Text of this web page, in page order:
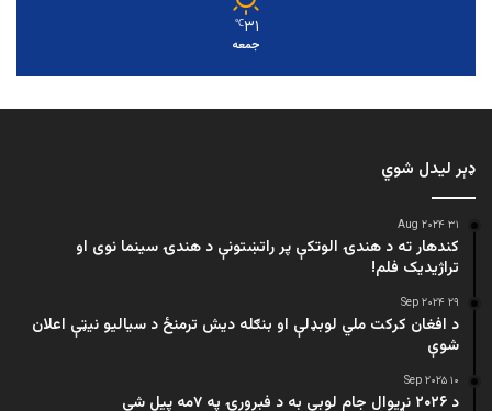
۳۱℃
جمعه
ډېر لیدل شوي
۳۱ Aug ۲۰۲۴
کندهار ته د هندۍ الوتکې پر راتښتونې د هندۍ سینما نوی او
تراژيديک فلم!
۲۹ Sep ۲۰۲۴
د افغان کرکت ملي لوبډلې او بنګله دیش ترمنځ د سیالیو نیټې اعلان
شوې
۱۰ Sep ۲۰۲۵
د ۲۰۲۶ نړیوال جام لوبې به د فبرورۍ په ۷مه پیل شي